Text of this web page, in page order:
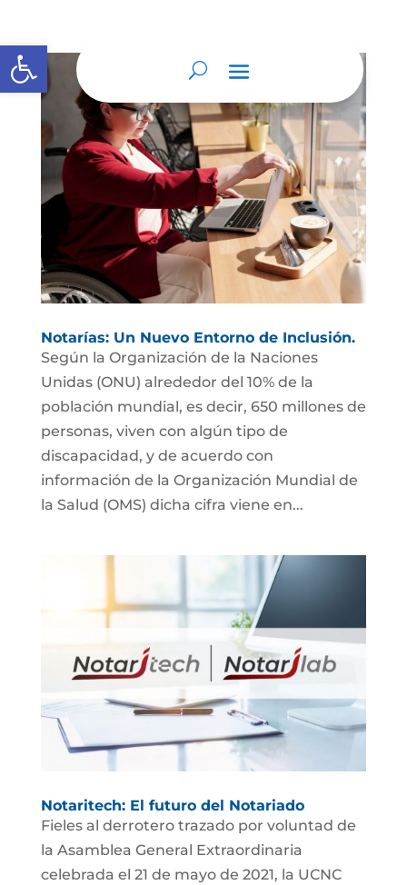
Abrir barra de herramientas
Notarías: Un Nuevo Entorno de Inclusión.
Según la Organización de la Naciones
Unidas (ONU) alrededor del 10% de la
población mundial, es decir, 650 millones de
personas, viven con algún tipo de
discapacidad, y de acuerdo con
información de la Organización Mundial de
la Salud (OMS) dicha cifra viene en...
Notaritech: El futuro del Notariado
Fieles al derrotero trazado por voluntad de
la Asamblea General Extraordinaria
celebrada el 21 de mayo de 2021, la UCNC